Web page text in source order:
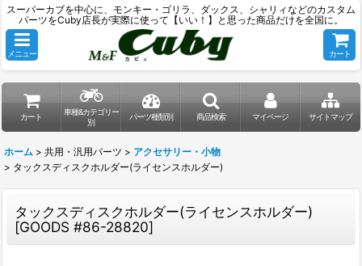
スーパーカブを中心に、モンキー・ゴリラ、ダックス、シャリィなどのカスタム
パーツをCuby店長が実際に使って【いい！】と思った商品だけを全国に。
メニュー カート
カート
車種&カテゴリー
別
パーツ種類別 商品検索 マイページ サイトマップ
ホーム > 共用・汎用パーツ > アクセサリー・小物
> タックスディスクホルダー(ライセンスホルダー)
タックスディスクホルダー(ライセンスホルダー)
[GOODS #86-28820]